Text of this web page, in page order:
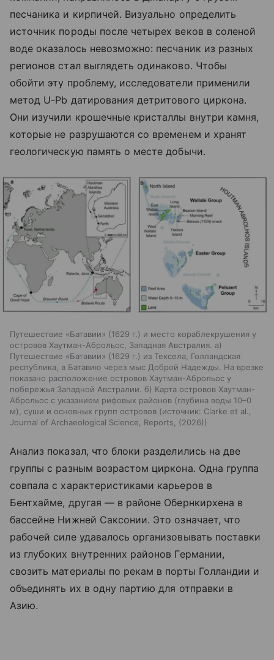
песчаника и кирпичей. Визуально определить
источник породы после четырех веков в соленой
воде оказалось невозможно: песчаник из разных
регионов стал выглядеть одинаково. Чтобы
обойти эту проблему, исследователи применили
метод U-Pb датирования детритового циркона.
Они изучили крошечные кристаллы внутри камня,
которые не разрушаются со временем и хранят
геологическую память о месте добычи.
Путешествие «Батавии» (1629 г.) и место кораблекрушения у
островов Хаутман-Аброльос, Западная Австралия. а)
Путешествие «Батавии» (1629 г.) из Тексела, Голландская
республика, в Батавию через мыс Доброй Надежды. На врезке
показано расположение островов Хаутман-Аброльос у
побережья Западной Австралии. б) Карта островов Хаутман-
Аброльос с указанием рифовых районов (глубина воды 10–0
м), суши и основных групп островов
источник: Clarke et al.,
Journal of Archaeological Science, Reports, (2026)
Анализ показал, что блоки разделились на две
группы с разным возрастом циркона. Одна группа
совпала с характеристиками карьеров в
Бентхайме, другая — в районе Обернкирхена в
бассейне Нижней Саксонии. Это означает, что
рабочей силе удавалось организовывать поставки
из глубоких внутренних районов Германии,
свозить материалы по рекам в порты Голландии и
объединять их в одну партию для отправки в
Азию.